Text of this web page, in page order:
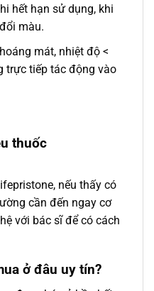
hết hạn sử dụng, khi
màu.
mát, nhiệt độ <
trực tiếp tác động vào
thuốc
nếu thấy có
cần đến ngay cơ
với bác sĩ để có cách
ở đâu uy tín?